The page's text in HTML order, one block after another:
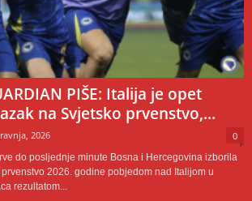
PIŠE: Italija je opet
na Svjetsko prvenstvo,...
2026 0
do posljednje minute Bosna i Hercegovina izborila
2026. godine pobjedom nad Italijom u
rezultatom...